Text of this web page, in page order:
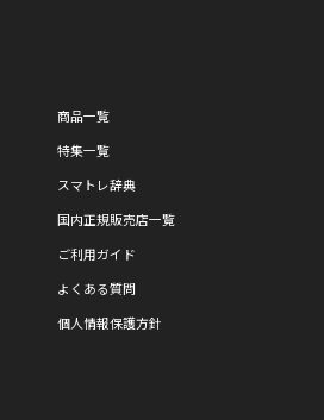
商品一覧
特集一覧
スマトレ辞典
国内正規販売店一覧
ご利用ガイド
よくある質問
個人情報保護方針